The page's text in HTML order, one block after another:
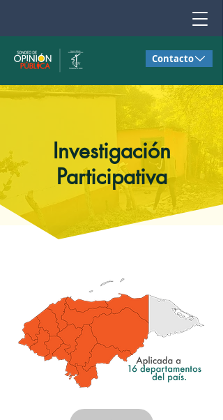
Contacto
Investigación
Participativa